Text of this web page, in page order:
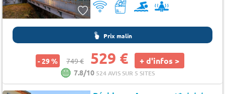
Prix malin
- 29 % 749 € 529 € + d'infos >
7.8/10 524 AVIS SUR 5 SITES